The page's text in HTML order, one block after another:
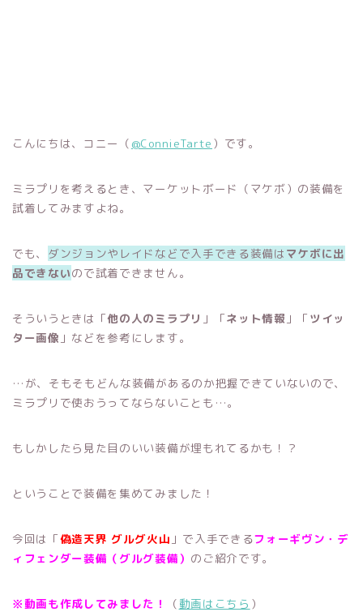
こんにちは、コニー（ @ConnieTarte ）です。
ミラプリを考えるとき、マーケットボード（マケボ）の装備を
試着してみますよね。
でも、 ダンジョンやレイドなどで入手できる装備は マケボに出
品できないので試着できません。
そういうときは「他の人のミラプリ 」「ネット情報 」「 ツイッ
ター画像 」などを参考にします。
…が、そもそもどんな装備があるのか把握できていないので、
ミラプリで使おうってならないことも…。
もしかしたら見た目のいい装備が埋もれてるかも！？
ということで装備を集めてみました！
今回は「偽造天界 グルグ火山 」で入手できるフォーギヴン・デ
ィフェンダー装備（グルグ装備） のご紹介です。
※動画も作成してみました！ （動画はこちら ）